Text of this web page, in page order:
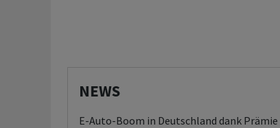
NEWS
E-Auto-Boom in Deutschland dank